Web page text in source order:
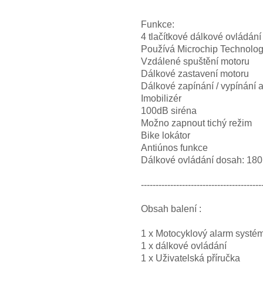
Funkce:
4 tlačítkové dálkové ovládání
Používá Microchip
Vzdálené spuštění motoru
Dálkové zastavení motoru
Dálkové zapínání / vypínání
Imobilizér
100dB siréna
Možno zapnout tichý režim
Bike lokátor
Antiúnos funkce
Dálkové ovládání dosah:
Obsah balení :
1 x Motocyklový alarm
1 x dálkové ovládání
1 x Uživatelská příručka